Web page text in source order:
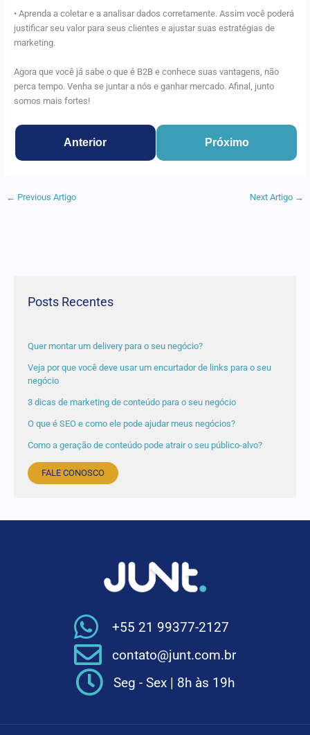
• Aprenda a coletar e a analisar dados corretamente. Assim você poderá
justificar seu valor para seus clientes e ajustar suas estratégias de
marketing.
Agora que você já sabe o que é B2B e conhece suas vantagens, não
perca tempo. Venha se juntar a nós e ganhar mercado. Afinal, junto
somos mais fortes!
Anterior Próximo
← Previous Artigo Next Artigo →
Posts Recentes
Quer montar um delivery para o seu negócio?
Veja por que você deve usar um encurtador de links para o seu
negócio
3 dicas de marketing de conteúdo para o seu negócio
O que é SEO e como ele pode ajudar meus negócios?
Como a geração de conteúdo pode atrair o seu público-alvo?
FALE CONOSCO
+55 21 99377-2127
contato@junt.com.br
Seg - Sex | 8h às 19h